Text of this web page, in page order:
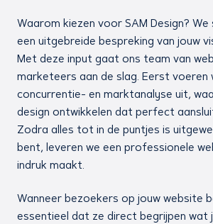
Waarom kiezen voor SAM Design?
een uitgebreide bespreking van jouw
Met deze input gaat ons team van
marketeers aan de slag. Eerst voeren
concurrentie- en marktanalyse uit,
design ontwikkelen dat perfect
Zodra alles tot in de puntjes is
bent, leveren we een professionele
indruk maakt.
Wanneer bezoekers op jouw website
essentieel dat ze direct begrijpen wat